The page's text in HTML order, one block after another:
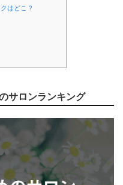
はどこ？
サロンランキング